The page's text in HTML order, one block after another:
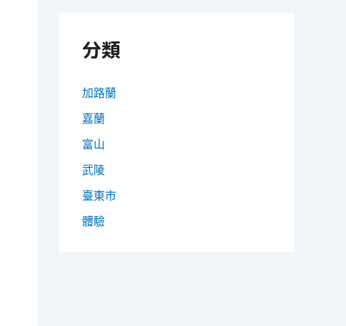
分類
加路蘭
嘉蘭
富山
武陵
臺東市
體驗